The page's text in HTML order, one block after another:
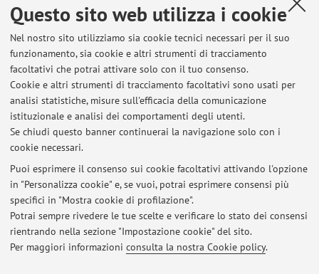
Questo sito web utilizza i cookie
Nel nostro sito utilizziamo sia cookie tecnici necessari per il suo
funzionamento, sia cookie e altri strumenti di tracciamento
facoltativi che potrai attivare solo con il tuo consenso.
Cookie e altri strumenti di tracciamento facoltativi sono usati per
analisi statistiche, misure sull'efficacia della comunicazione
istituzionale e analisi dei comportamenti degli utenti.
Se chiudi questo banner continuerai la navigazione solo con i
cookie necessari.
Puoi esprimere il consenso sui cookie facoltativi attivando l'opzione
in "Personalizza cookie" e, se vuoi, potrai esprimere consensi più
specifici in "Mostra cookie di profilazione".
Potrai sempre rivedere le tue scelte e verificare lo stato dei consensi
rientrando nella sezione "Impostazione cookie" del sito.
Per maggiori informazioni consulta la nostra Cookie policy.
Ultimi avvisi
lezioni di Forme e funzioni dell'arte contemporanea
Pubblicato il: 01 aprile 2025
seminario per la tesi lunedì 29 aprile alle ore 11 in aula 4
Pubblicato il: 11 aprile 2024
nuovo seminario per le tesi mercoledì 6 dicembre alle ore 11-13 in
aula 4,
Pubblicato il: 22 novembre 2023